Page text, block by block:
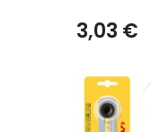
3,03 €